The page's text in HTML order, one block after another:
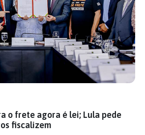
o frete agora é lei; Lula pede
fiscalizem